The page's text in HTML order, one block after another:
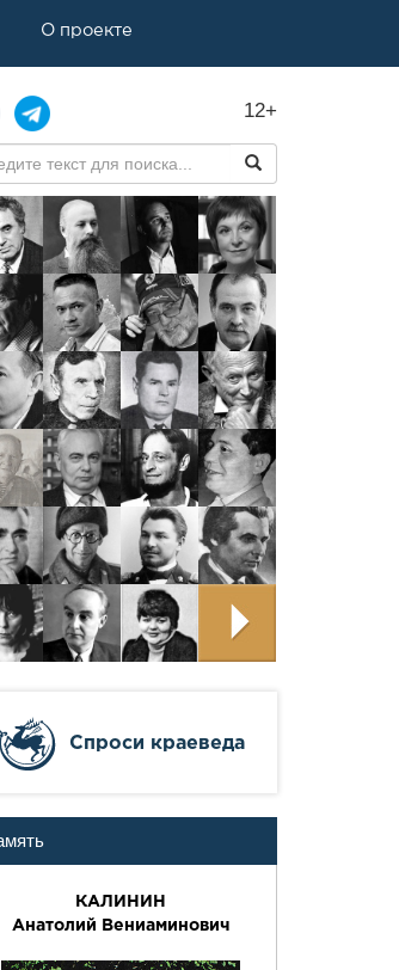
О проекте
12+
Cпроси краеведа
КАЛИНИН
Анатолий Вениаминович